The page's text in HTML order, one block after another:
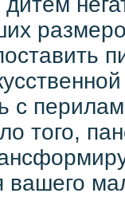
с
того,
вашего